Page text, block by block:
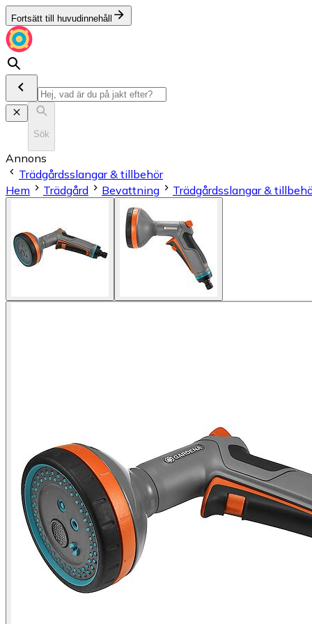
Fortsätt till huvudinnehåll
Sök
Annons
Trädgårdsslangar & tillbehör
Hem
Trädgård Bevattning Trädgårdsslangar &